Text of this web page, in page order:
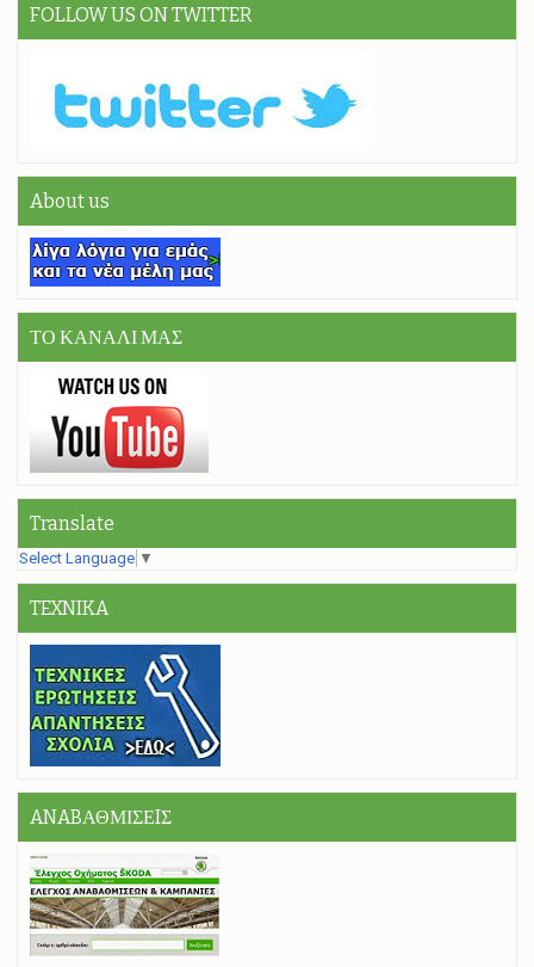
FOLLOW US ON TWITTER
About us
ΤΟ ΚΑΝΑΛΙ ΜΑΣ
Translate
Select Language ▼
TEXNIKA
ANABΑΘΜΙΣΕIΣ